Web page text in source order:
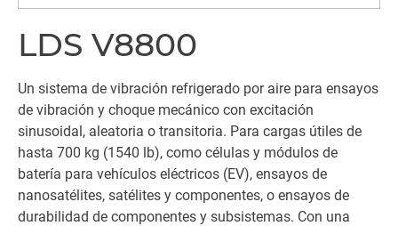
LDS V8800
Un sistema de vibración refrigerado por aire para ensayos
de vibración y choque mecánico con excitación
sinusoidal, aleatoria o transitoria. Para cargas útiles de
hasta 700 kg (1540 lb), como células y módulos de
batería para vehículos eléctricos (EV), ensayos de
nanosatélites, satélites y componentes, o ensayos de
durabilidad de componentes y subsistemas. Con una